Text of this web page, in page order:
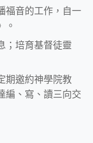
福音的工作，自一
。
；培育基督徒靈
期邀約神學院教
、寫、讀三向交